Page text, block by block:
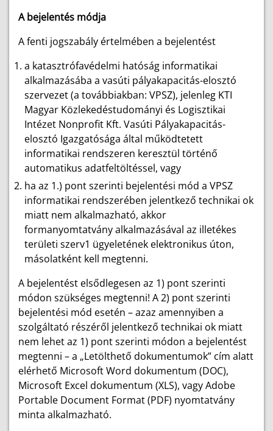
A bejelentés módja
A fenti jogszabály értelmében a bejelentést
a katasztrófavédelmi hatóság informatikai
alkalmazásába a vasúti pályakapacitás-elosztó
szervezet (a továbbiakban: VPSZ), jelenleg KTI
Magyar Közlekedéstudományi és Logisztikai
Intézet Nonprofit Kft. Vasúti Pályakapacitás-
elosztó Igazgatósága által működtetett
informatikai rendszeren keresztül történő
automatikus adatfeltöltéssel, vagy
ha az 1.) pont szerinti bejelentési mód a VPSZ
informatikai rendszerében jelentkező technikai ok
miatt nem alkalmazható, akkor
formanyomtatvány alkalmazásával az illetékes
területi szerv1 ügyeletének elektronikus úton,
másolatként kell megtenni.
A bejelentést elsődlegesen az 1) pont szerinti
módon szükséges megtenni! A 2) pont szerinti
bejelentési mód esetén – azaz amennyiben a
szolgáltató részéről jelentkező technikai ok miatt
nem lehet az 1) pont szerinti módon a bejelentést
megtenni – a „Letölthető dokumentumok” cím alatt
elérhető Microsoft Word dokumentum (DOC),
Microsoft Excel dokumentum (XLS), vagy Adobe
Portable Document Format (PDF) nyomtatvány
minta alkalmazható.